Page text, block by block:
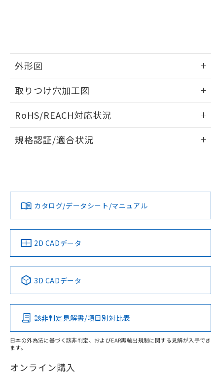
外形図
取りつけ穴加工図
RoHS/REACH対応状況
EU RoHS 注意事項・凡例
対応済み
中国 RoHS 注意事項・凡例
Pb Hg Cd Cr(VI)
O
在庫等で未対応品が混在する可能性があります。
規格認証/適合状況
LR型式承認
（イギリス
船舶規格）
DNV型式承認
（ノルウェー
BV型式承認
（フランス
KR型式
（韓国
No No No No
この製品の規格認証/適合状況ページへ
その他の認証はこちらのページからご検索ください
カタログ/データシート/マニュアル
2D CADデータ
3D CADデータ
該非判定見解書/項目別対比表
日本の外為法に基づく該非判定、およびEAR再輸出規制に関する見解が入手でき
ます。
オンライン購入
ビス）をご利用いただくには、I-Web
あります。
お客様が当ウェブサイト上で当社にご
および当社の共同利用者が、当社の製
品・サービスに関するお客様との取
引・商談に必要な範囲で利用すること
をご了承ください。
※当社の共同利用者とは、"個人情報
月が前後することがあります。
※3 非含有証明書ダウンロード
下記の非含有証明書をダウンロードするこ
とができます。
EU RoHS指令（10物質）の非含有証明書
物質の対応では、対応完了までの期間は出
荷製品に未対応品が混在することから備考
欄に対応日を記載しておりました。
既に当社にて対応品への在庫切替を完了
していることから、特段のことがない限
り、2022年1月12日より割愛しておりま
す。
質が外部に漏えいし、環境に深刻な影響を
及ぼさない年数を意味します。
「－」：未確認です。当社販売部門へお問
法に輸出するおそれがある場合は、取
合意する キャンセル